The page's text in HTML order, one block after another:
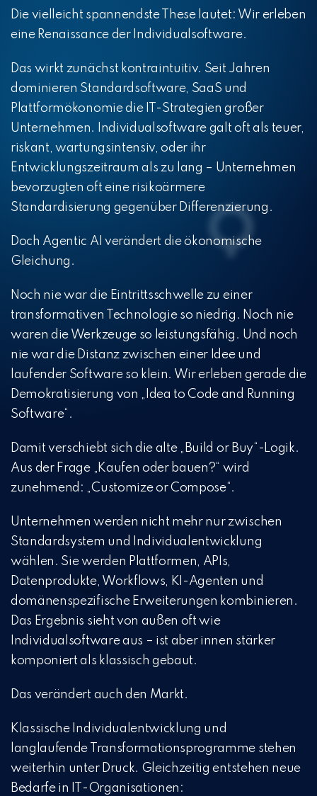
Die vielleicht spannendste These lautet: Wir erleben
eine Renaissance der Individualsoftware.
Das wirkt zunächst kontraintuitiv. Seit Jahren
dominieren Standardsoftware, SaaS und
Plattformökonomie die IT-Strategien großer
Unternehmen. Individualsoftware galt oft als teuer,
riskant, wartungsintensiv, oder ihr
Entwicklungszeitraum als zu lang – Unternehmen
bevorzugten oft eine risikoärmere
Standardisierung gegenüber Differenzierung.
Doch Agentic AI verändert die ökonomische
Gleichung.
Noch nie war die Eintrittsschwelle zu einer
transformativen Technologie so niedrig. Noch nie
waren die Werkzeuge so leistungsfähig. Und noch
nie war die Distanz zwischen einer Idee und
laufender Software so klein. Wir erleben gerade die
Demokratisierung von „Idea to Code and Running
Software“.
Damit verschiebt sich die alte „Build or Buy“-Logik.
Aus der Frage „Kaufen oder bauen?“ wird
zunehmend: „Customize or Compose“.
Unternehmen werden nicht mehr nur zwischen
Standardsystem und Individualentwicklung
wählen. Sie werden Plattformen, APIs,
Datenprodukte, Workflows, KI-Agenten und
domänenspezifische Erweiterungen kombinieren.
Das Ergebnis sieht von außen oft wie
Individualsoftware aus – ist aber innen stärker
komponiert als klassisch gebaut.
Das verändert auch den Markt.
Klassische Individualentwicklung und
langlaufende Transformationsprogramme stehen
weiterhin unter Druck. Gleichzeitig entstehen neue
Bedarfe in IT-Organisationen: